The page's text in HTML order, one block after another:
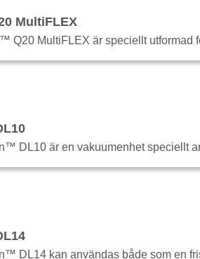
MultiFLEX
Q20 MultiFLEX är speciellt utformad
DL10 är en vakuumenhet speciellt
DL14 kan användas både som en